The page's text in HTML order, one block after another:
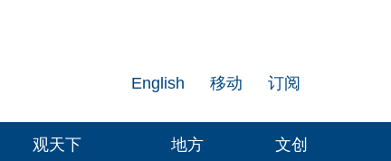
订阅
移动
English
观天下 地方 文创